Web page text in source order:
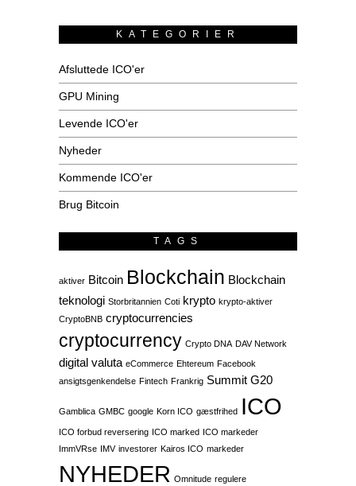
KATEGORIER
Afsluttede ICO'er
GPU Mining
Levende ICO'er
Nyheder
Kommende ICO'er
Brug Bitcoin
TAGS
aktiver Bitcoin Blockchain Blockchain
teknologi Storbritannien Coti krypto krypto-aktiver
CryptoBNB cryptocurrencies
cryptocurrency Crypto DNA DAV Network
digital valuta eCommerce Ehtereum Facebook
ansigtsgenkendelse Fintech Frankrig Summit G20
Gamblica GMBC google Korn ICO gæstfrihed ICO
ICO forbud reversering ICO marked ICO markeder
ImmVRse IMV investorer Kairos ICO markeder
NYHEDER Omnitude regulere